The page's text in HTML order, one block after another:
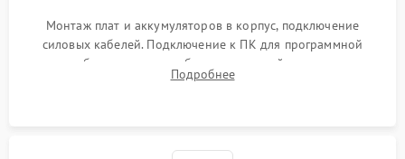
Монтаж плат и аккумуляторов в корпус, подключение
силовых кабелей. Подключение к ПК для программной
калибровки констант батареи, настройки порогов
срабатывания AVR и сброса счетчиков старения АКБ.
Подробнее